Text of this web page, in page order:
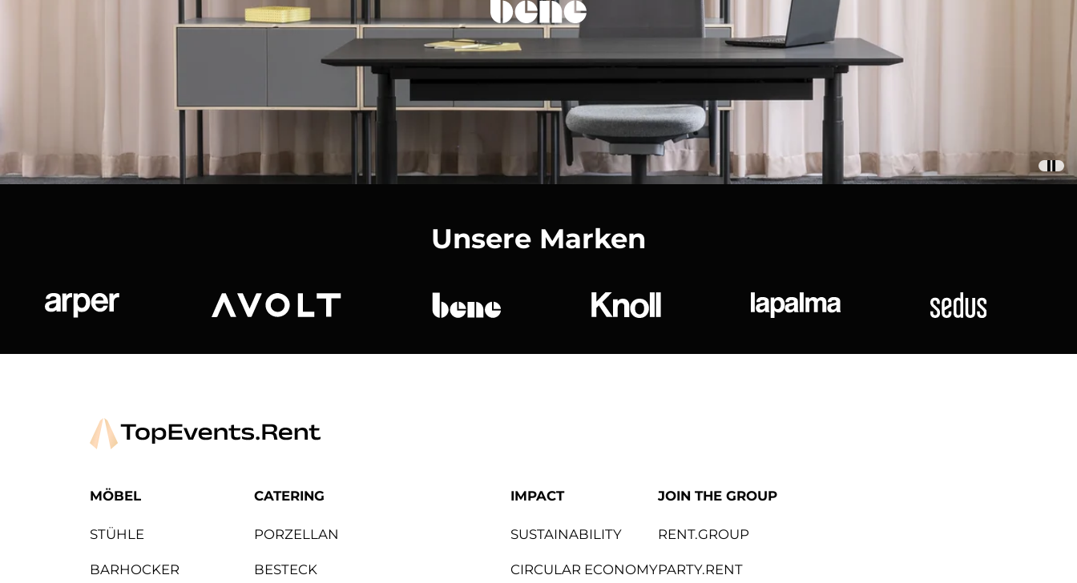
Unsere Marken
MÖBEL
STÜHLE
BARHOCKER
CATERING
PORZELLAN
BESTECK
IMPACT
SUSTAINABILITY
CIRCULAR ECONOMY
JOIN THE GROUP
RENT.GROUP
PARTY.RENT